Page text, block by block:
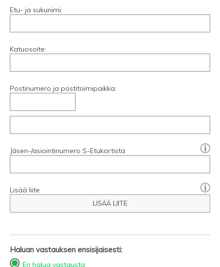
Etu- ja sukunimi:
Katuosoite:
Postinumero ja postitoimipaikka:
Jäsen-/asiointinumero S-Etukortista
Lisää liite
LISÄÄ LIITE
Haluan vastauksen ensisijaisesti:
En halua vastausta